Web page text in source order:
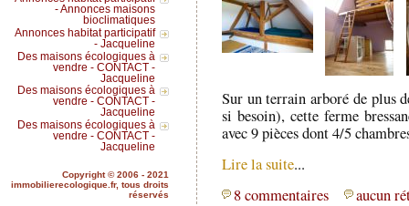
Sur un terrain arboré de plus
si besoin), cette ferme
avec 9 pièces dont 4/5
Lire la suite...
8 commentaires
aucun
- Annonces maisons
bioclimatiques
Annonces habitat participatif
- Jacqueline
Des maisons écologiques à
vendre - CONTACT -
Jacqueline
Des maisons écologiques à
vendre - CONTACT -
Jacqueline
Des maisons écologiques à
vendre - CONTACT -
Jacqueline
Copyright © 2006 - 2021
immobilierecologique.fr, tous droits
réservés